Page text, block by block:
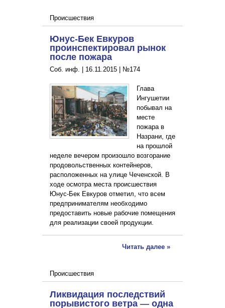
Происшествия
Юнус-Бек Евкуров
проинспектировал рынок
после пожара
Соб. инф. | 16.11.2015 №174
Глава
Ингушетии
побывал на
месте
пожара в
Назрани, где
на прошлой
неделе вечером произошло возгорание
продовольственных контейнеров,
расположенных на улице Чеченской. В
ходе осмотра места происшествия
Юнус-Бек Евкуров отметил, что всем
предпринимателям необходимо
предоставить новые рабочие помещения
для реализации своей продукции.
Читать далее »
Происшествия
Ликвидация последствий
порывистого ветра — одна